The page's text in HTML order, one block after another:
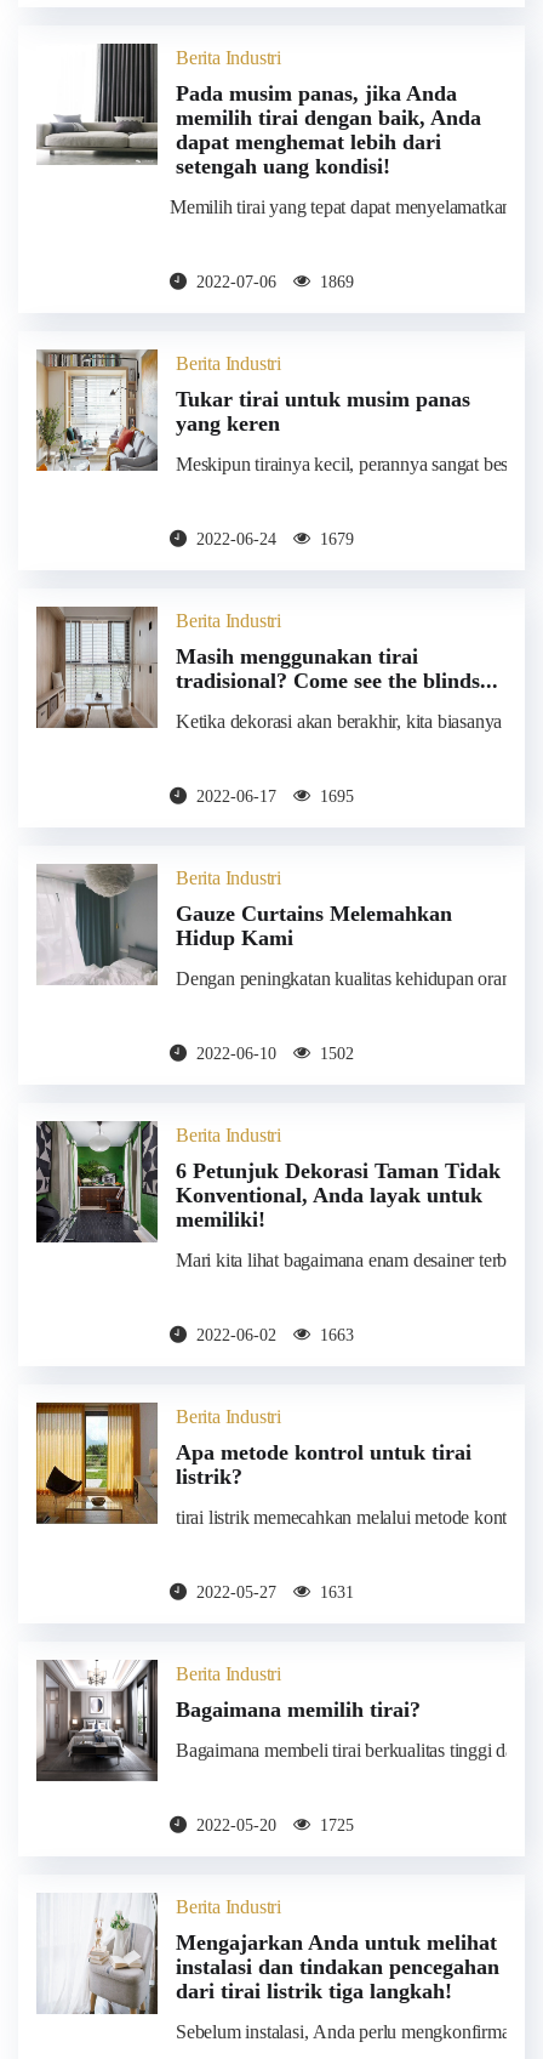
Berita Industri
Pada musim panas, jika Anda
memilih tirai dengan baik, Anda
dapat menghemat lebih dari
setengah uang kondisi!
Memilih tirai yang tepat dapat menyelamatkan
2022-07-06 1869
Berita Industri
Tukar tirai untuk musim panas
yang keren
Meskipun tirainya kecil, perannya sangat besar.
2022-06-24 1679
Berita Industri
Masih menggunakan tirai
tradisional? Come see the blinds...
Ketika dekorasi akan berakhir, kita biasanya
2022-06-17 1695
Berita Industri
Gauze Curtains Melemahkan
Hidup Kami
Dengan peningkatan kualitas kehidupan orang,
2022-06-10 1502
Berita Industri
6 Petunjuk Dekorasi Taman Tidak
Konventional, Anda layak untuk
memiliki!
Mari kita lihat bagaimana enam desainer terbaik
2022-06-02 1663
Berita Industri
Apa metode kontrol untuk tirai
listrik?
tirai listrik memecahkan melalui metode kontrol
2022-05-27 1631
Berita Industri
Bagaimana memilih tirai?
Bagaimana membeli tirai berkualitas tinggi dan
2022-05-20 1725
Berita Industri
Mengajarkan Anda untuk melihat
instalasi dan tindakan pencegahan
dari tirai listrik tiga langkah!
Sebelum instalasi, Anda perlu mengkonfirmasi